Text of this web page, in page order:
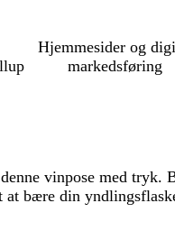
Hjemmesider og
markedsføring
vinpose med tryk.
at bære din